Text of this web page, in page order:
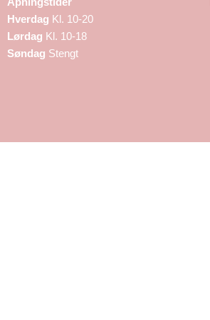
Hverdag Kl. 10-20
Lørdag Kl. 10-18
Søndag Stengt